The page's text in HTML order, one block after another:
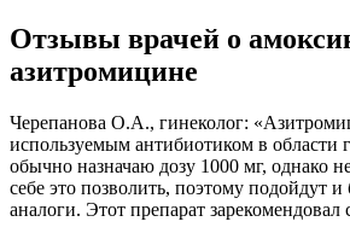
Отзывы врачей о
азитромицине
Черепанова О.А., гинеколог:
используемым антибиотиком в области
обычно назначаю дозу 1000 мг, однако
себе это позволить, поэтому подойдут
аналоги. Этот препарат зарекомендовал